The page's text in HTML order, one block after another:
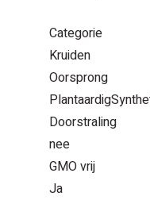
Categorie
Kruiden
Oorsprong
Doorstraling
nee
GMO vrij
Ja